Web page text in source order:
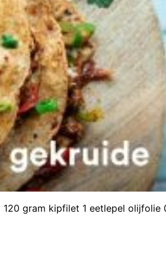
gram kipfilet 1 eetlepel olijfolie